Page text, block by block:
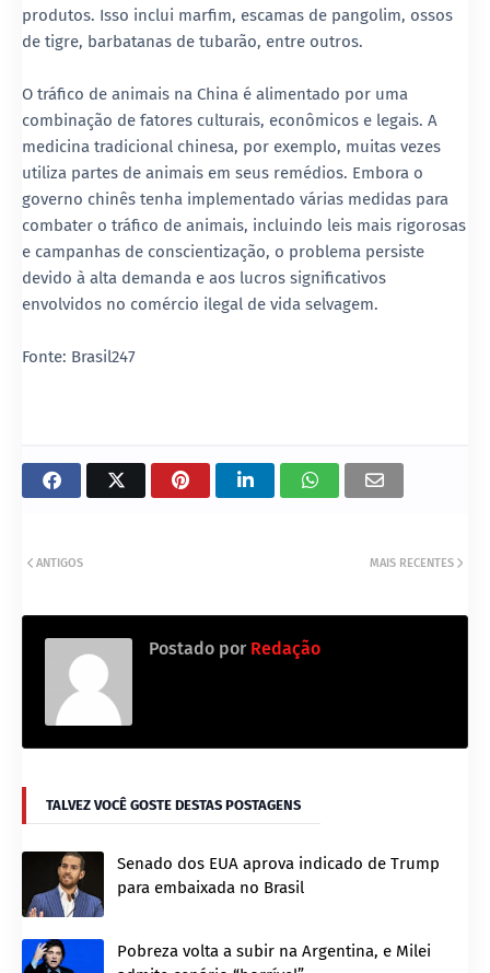
produtos. Isso inclui marfim, escamas de pangolim, ossos
de tigre, barbatanas de tubarão, entre outros.
O tráfico de animais na China é alimentado por uma
combinação de fatores culturais, econômicos e legais. A
medicina tradicional chinesa, por exemplo, muitas vezes
utiliza partes de animais em seus remédios. Embora o
governo chinês tenha implementado várias medidas para
combater o tráfico de animais, incluindo leis mais rigorosas
e campanhas de conscientização, o problema persiste
devido à alta demanda e aos lucros significativos
envolvidos no comércio ilegal de vida selvagem.
Fonte: Brasil247
MAIS RECENTES
ANTIGOS
Postado por Redação
TALVEZ VOCÊ GOSTE DESTAS POSTAGENS
Senado dos EUA aprova indicado de Trump
para embaixada no Brasil
Pobreza volta a subir na Argentina, e Milei